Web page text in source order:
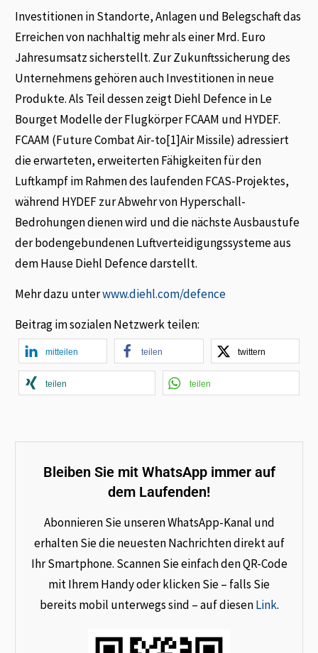
Investitionen in Standorte, Anlagen und Belegschaft das
Erreichen von nachhaltig mehr als einer Mrd. Euro
Jahresumsatz sicherstellt. Zur Zukunftssicherung des
Unternehmens gehören auch Investitionen in neue
Produkte. Als Teil dessen zeigt Diehl Defence in Le
Bourget Modelle der Flugkörper FCAAM und HYDEF.
FCAAM (Future Combat Air-to[1]Air Missile) adressiert
die erwarteten, erweiterten Fähigkeiten für den
Luftkampf im Rahmen des laufenden FCAS-Projektes,
während HYDEF zur Abwehr von Hyperschall-
Bedrohungen dienen wird und die nächste Ausbaustufe
der bodengebundenen Luftverteidigungssysteme aus
dem Hause Diehl Defence darstellt.
Mehr dazu unterwww.diehl.com/defence
Beitrag im sozialen Netzwerk teilen:
mitteilen teilen twittern
teilen teilen
Bleiben Sie mit WhatsApp immer auf
dem Laufenden!
Abonnieren Sie unseren WhatsApp-Kanal und
erhalten Sie die neuesten Nachrichten direkt auf
Ihr Smartphone. Scannen Sie einfach den QR-Code
mit Ihrem Handy oder klicken Sie – falls Sie
bereits mobil unterwegs sind – auf diesenLink.